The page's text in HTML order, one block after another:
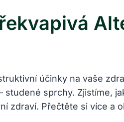
účinky na vaše
sprchy. Zjistíme,
zdraví. Přečtěte si více a